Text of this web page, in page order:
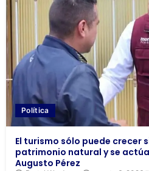
Política
El turismo sólo puede crecer
patrimonio natural y se
Augusto Pérez